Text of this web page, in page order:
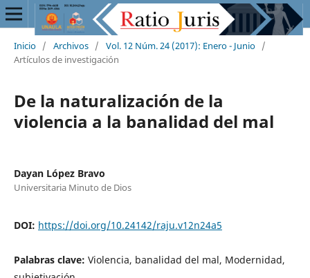
Inicio / Archivos / Vol. 12 Núm. 24 (2017): Enero - Junio /
Artículos de investigación
De la naturalización de la
violencia a la banalidad del mal
Dayan López Bravo
Universitaria Minuto de Dios
DOI: https://doi.org/10.24142/raju.v12n24a5
Palabras clave: Violencia, banalidad del mal, Modernidad,